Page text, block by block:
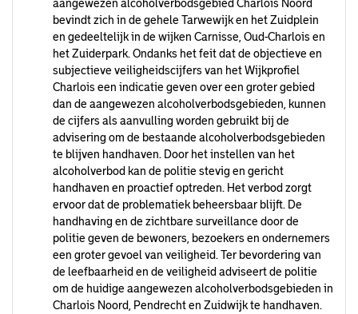
aangewezen alcoholverbodsgebied Charlois Noord
bevindt zich in de gehele Tarwewijk en het Zuidplein
en gedeeltelijk in de wijken Carnisse, Oud-Charlois en
het Zuiderpark. Ondanks het feit dat de objectieve en
subjectieve veiligheidscijfers van het Wijkprofiel
Charlois een indicatie geven over een groter gebied
dan de aangewezen alcoholverbodsgebieden, kunnen
de cijfers als aanvulling worden gebruikt bij de
advisering om de bestaande alcoholverbodsgebieden
te blijven handhaven. Door het instellen van het
alcoholverbod kan de politie stevig en gericht
handhaven en proactief optreden. Het verbod zorgt
ervoor dat de problematiek beheersbaar blijft. De
handhaving en de zichtbare surveillance door de
politie geven de bewoners, bezoekers en ondernemers
een groter gevoel van veiligheid. Ter bevordering van
de leefbaarheid en de veiligheid adviseert de politie
om de huidige aangewezen alcoholverbodsgebieden in
Charlois Noord, Pendrecht en Zuidwijk te handhaven.